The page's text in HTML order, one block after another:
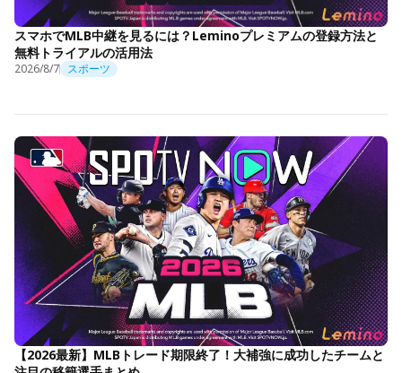
スマホでMLB中継を見るには？Leminoプレミアムの登録方法と
無料トライアルの活用法
2026/8/7 スポーツ
【2026最新】MLBトレード期限終了！大補強に成功したチームと